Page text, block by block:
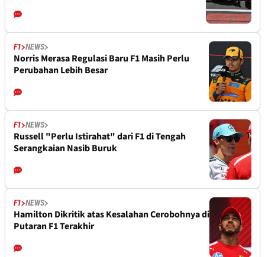
F1 NEWS
Norris Merasa Regulasi Baru F1 Masih Perlu
Perubahan Lebih Besar
F1 NEWS
Russell "Perlu Istirahat" dari F1 di Tengah
Serangkaian Nasib Buruk
F1 NEWS
Hamilton Dikritik atas Kesalahan Cerobohnya di
Putaran F1 Terakhir